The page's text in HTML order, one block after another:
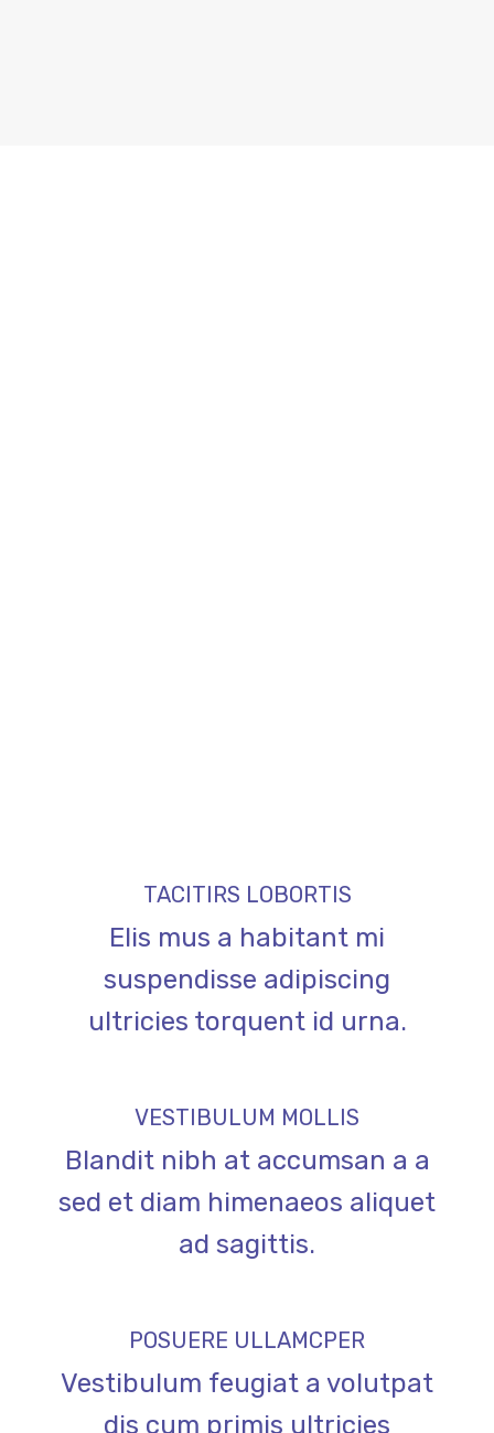
TACITIRS LOBORTIS
Elis mus a habitant mi
suspendisse adipiscing
ultricies torquent id urna.
VESTIBULUM MOLLIS
Blandit nibh at accumsan a a
sed et diam himenaeos aliquet
ad sagittis.
POSUERE ULLAMCPER
Vestibulum feugiat a volutpat
dis cum primis ultricies